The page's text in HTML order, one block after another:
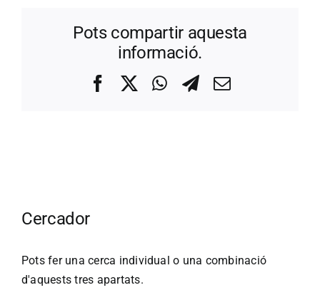
Pots compartir aquesta
informació.
FacebookWhatsApp
Telegram
Correo
Cercador
Pots fer una cerca individual o una combinació
d'aquests tres apartats.